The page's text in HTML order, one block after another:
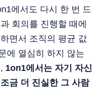
에서도 다시 한 번 드
회의를 진행할 때에
면서 조직의 평균 값
에 열심히 하지 않는
1on1에서는 자기 자신
금 더 진실한 그 사람